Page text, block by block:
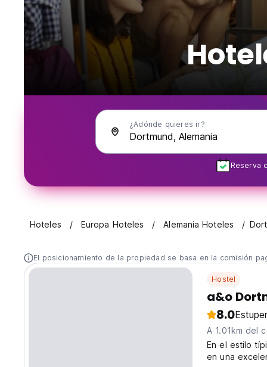
¿Adónde quieres ir?
Reserva
Hoteles Europa Hoteles Alemania Hoteles
El posicionamiento de la propiedad se basa en la comisión
Hostel
a&o
8.0
A 1.01km del
En el estilo
en una